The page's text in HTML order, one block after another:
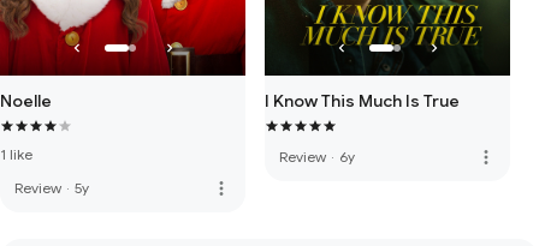
Noelle
1 like
Review · 5y more_vert
I Know This Much Is True
Review · 6y more_vert